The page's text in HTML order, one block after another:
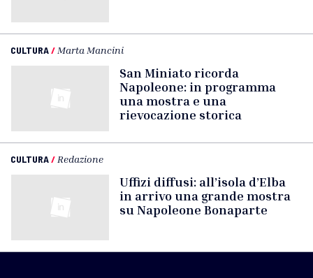
CULTURA/ Marta Mancini
San Miniato ricorda
Napoleone: in programma
una mostra e una
rievocazione storica
CULTURA/ Redazione
Uffizi diffusi: all’isola d’Elba
in arrivo una grande mostra
su Napoleone Bonaparte